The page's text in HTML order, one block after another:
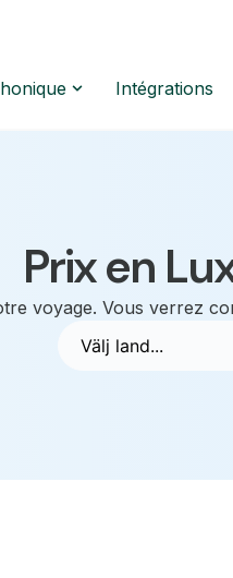
Intégrations
Prix en
voyage. Vous verrez